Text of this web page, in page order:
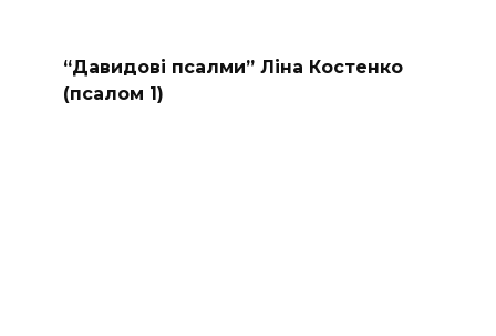
“Давидові псалми” Ліна Костенко
(псалом 1)